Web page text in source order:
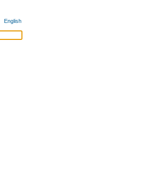
English